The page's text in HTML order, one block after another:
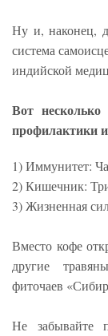
Ну и, наконец,
система
индийской
Вот
профилактики
1) Иммунитет:
2) Кишечник:
3) Жизненная
Вместо кофе
другие
фиточаев
Не забывайте